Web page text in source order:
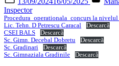
on
Inspector
Procedura_operationala_concurs la
Lic. Tehn. D Petrescu Caracal
Descarcă
CSEI BALS
Descarcă
Sc. Gimn. Decebal Dobretu
Descarcă
Sc. Gradinari
Descarcă
Sc. Gimnaziala Gradinile
Descarcă